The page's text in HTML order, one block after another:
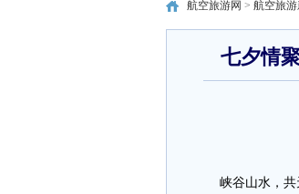
航空旅游网 > 航空旅游
七夕情
峡谷山水，共天